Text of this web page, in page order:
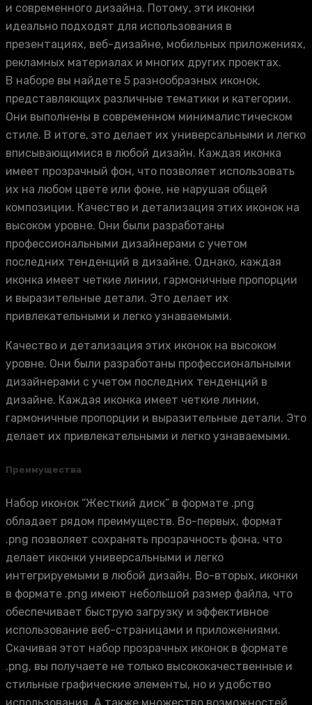
и современного дизайна. Потому, эти иконки
идеально подходят для использования в
презентациях, веб-дизайне, мобильных приложениях,
рекламных материалах и многих других проектах.
В наборе вы найдете 5 разнообразных иконок,
представляющих различные тематики и категории.
Они выполнены в современном минималистическом
стиле. В итоге, это делает их универсальными и легко
вписывающимися в любой дизайн. Каждая иконка
имеет прозрачный фон, что позволяет использовать
их на любом цвете или фоне, не нарушая общей
композиции. Качество и детализация этих иконок на
высоком уровне. Они были разработаны
профессиональными дизайнерами с учетом
последних тенденций в дизайне. Однако, каждая
иконка имеет четкие линии, гармоничные пропорции
и выразительные детали. Это делает их
привлекательными и легко узнаваемыми.
Качество и детализация этих иконок на высоком
уровне. Они были разработаны профессиональными
дизайнерами с учетом последних тенденций в
дизайне. Каждая иконка имеет четкие линии,
гармоничные пропорции и выразительные детали. Это
делает их привлекательными и легко узнаваемыми.
Преимущества
Набор иконок “Жесткий диск” в формате .png
обладает рядом преимуществ. Во-первых, формат
.png позволяет сохранять прозрачность фона, что
делает иконки универсальными и легко
интегрируемыми в любой дизайн. Во-вторых, иконки
в формате .png имеют небольшой размер файла, что
обеспечивает быструю загрузку и эффективное
использование веб-страницами и приложениями.
Скачивая этот набор прозрачных иконок в формате
.png, вы получаете не только высококачественные и
стильные графические элементы, но и удобство